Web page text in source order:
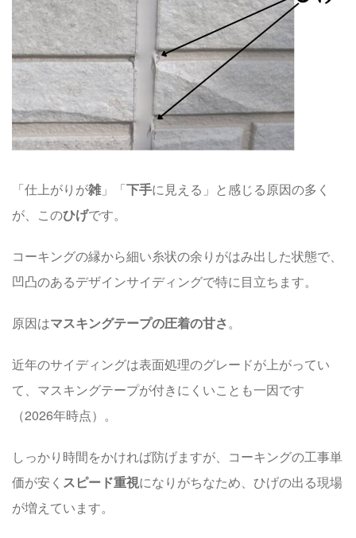
「仕上がりが雑」「下手に見える」と感じる原因の多く
が、このひげです。
コーキングの縁から細い糸状の余りがはみ出した状態で、
凹凸のあるデザインサイディングで特に目立ちます。
原因はマスキングテープの圧着の甘さ。
近年のサイディングは表面処理のグレードが上がってい
て、マスキングテープが付きにくいことも一因です
（2026年時点）。
しっかり時間をかければ防げますが、コーキングの工事単
価が安く スピード重視になりがちなため、ひげの出る現場
が増えています。